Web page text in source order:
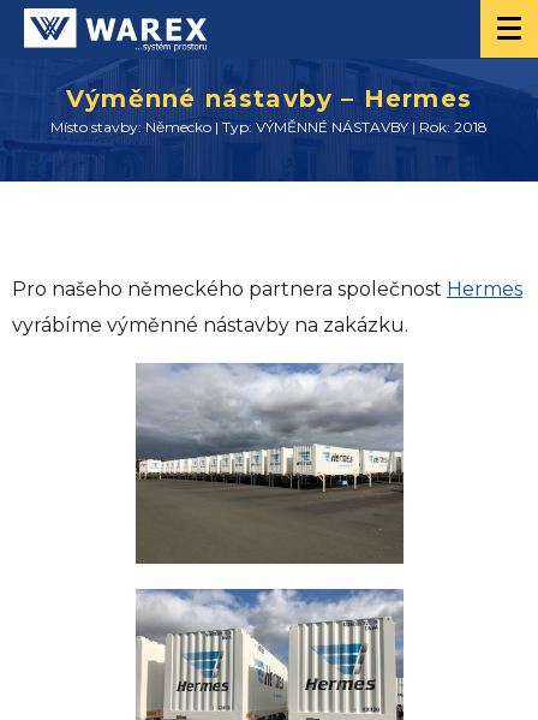
Výměnné nástavby – Hermes
Místo stavby: Německo | Typ: VÝMĚNNÉ NÁSTAVBY | Rok: 2018
Pro našeho německého partnera společnost Hermes
vyrábíme výměnné nástavby na zakázku.